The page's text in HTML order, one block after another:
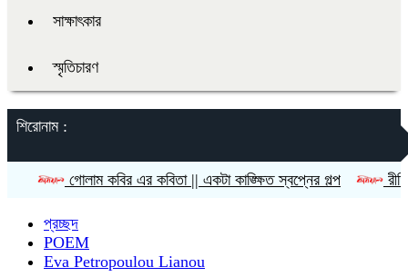
সাক্ষাৎকার
স্মৃতিচারণ
শিরোনাম :
গোলাম কবির এর কবিতা || একটা কাঙ্ক্ষিত স্বপ্নের গল্প রীতি চাকমা’র
প্রচ্ছদ
POEM
Eva Petropoulou Lianou